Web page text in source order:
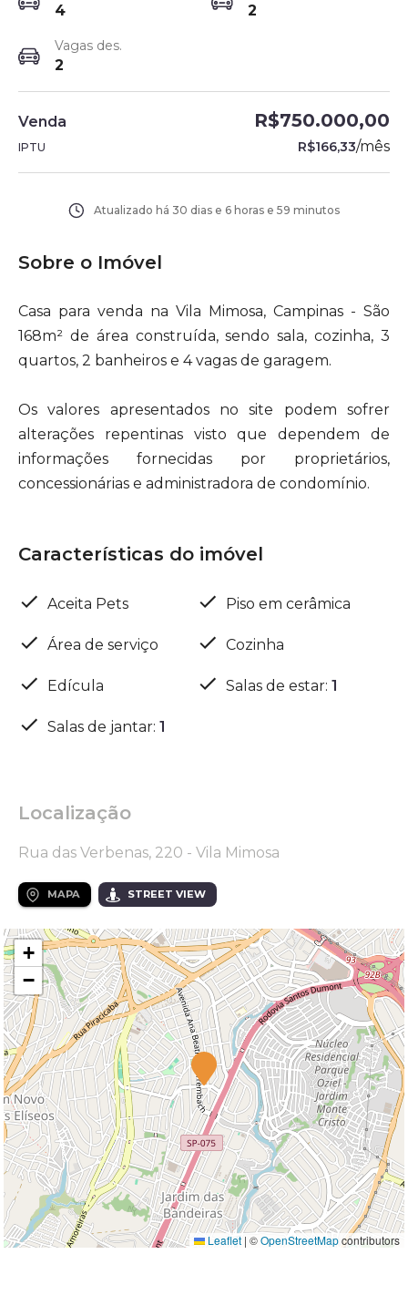
4 2
Vagas des.
2
Venda R$750.000,00
IPTU R$166,33/mês
Atualizado há 30 dias e 6 horas e 59 minutos
Sobre o Imóvel
Casa para venda na Vila Mimosa, Campinas - São
168m² de área construída, sendo sala, cozinha, 3
quartos, 2 banheiros e 4 vagas de garagem.
Os valores apresentados no site podem sofrer
alterações repentinas visto que dependem de
informações fornecidas por proprietários,
concessionárias e administradora de condomínio.
Características do imóvel
Aceita Pets Piso em cerâmica
Área de serviço Cozinha
Edícula Salas de estar: 1
Salas de jantar: 1
Localização
Rua das Verbenas, 220 - Vila Mimosa
MAPA STREET VIEW
+
−
Leaflet | ©OpenStreetMapcontributors